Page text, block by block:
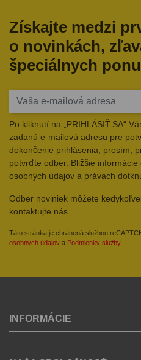
Získajte medzi
o novinkách,
špeciálnych
Po kliknutí na „PRIHLÁSIŤ SA“
zadanú e-mailovú adresu pre
dokončenie prihlásenia, prosím,
potvrďte odber. Bližšie
osobných údajov a právach
Odber noviniek môžete
kontaktujte nás.
Táto stránka je chránená službou
osobných údajov a Podmienky služby.
INFORMÁCIE